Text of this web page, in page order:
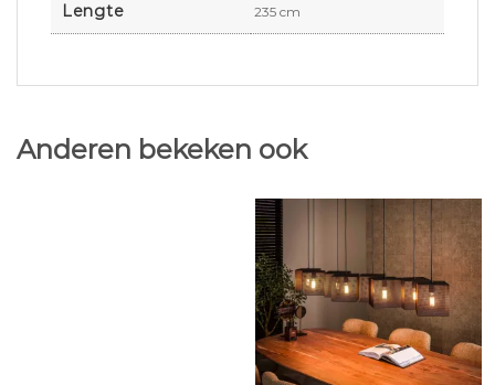
Lengte 235 cm
Anderen bekeken ook